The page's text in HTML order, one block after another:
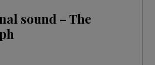
sound – The